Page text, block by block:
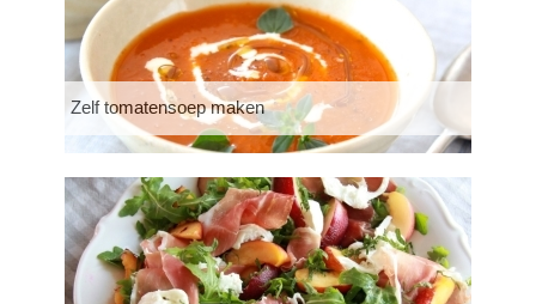
Zelf tomatensoep maken